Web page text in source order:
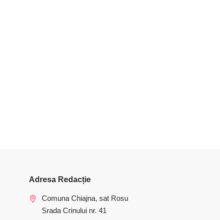
Adresa Redacție
Comuna Chiajna, sat Rosu
Srada Crinului nr. 41